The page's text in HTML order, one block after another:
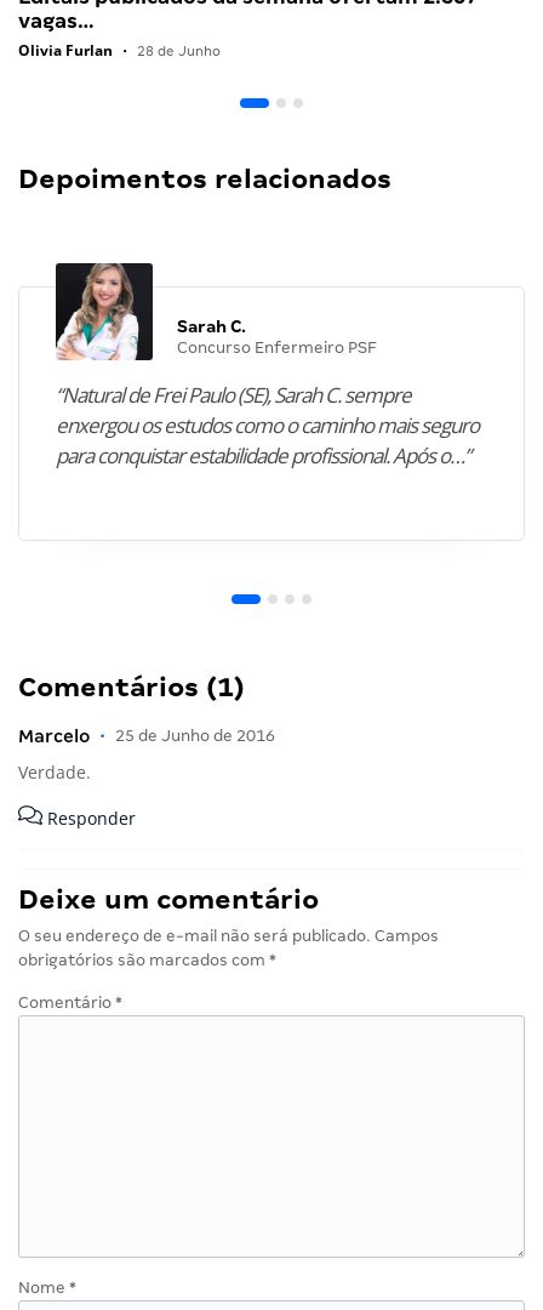
vagas…
Olivia Furlan • 28 de Junho
Depoimentos relacionados
Sarah C.
Concurso Enfermeiro PSF
“Natural de Frei Paulo (SE), Sarah C. sempre
enxergou os estudos como o caminho mais seguro
para conquistar estabilidade profissional. Após o…”
Comentários (1)
Marcelo • 25 de Junho de 2016
Verdade.
Responder
Deixe um comentário
O seu endereço de e-mail não será publicado. Campos
obrigatórios são marcados com *
Comentário *
Nome *